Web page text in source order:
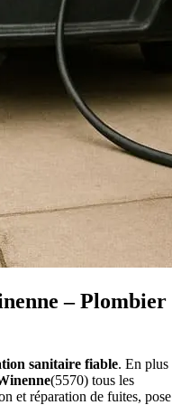
– Plombier
sanitaire fiable. En plus
(5570) tous les
et réparation de fuites, pose